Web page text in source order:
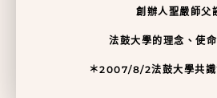
創辦人聖嚴師父
法鼓大學的理念、使
＊2007/8/2法鼓大學共識